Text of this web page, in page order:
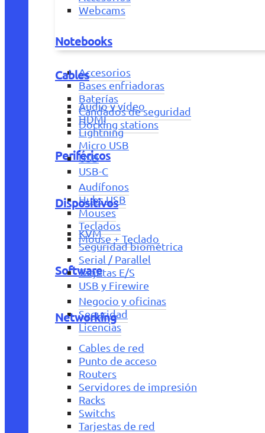
Webcams
Notebooks
Accesorios
Bases enfriadoras
Baterías
Candados de seguridad
Docking stations
Periféricos
Audífonos
Hubs USB
Mouses
Teclados
Mouse + Teclado
Software
Negocio y oficinas
Seguridad
Licencias
Cables
Audio y vídeo
HDMI
Lightning
Micro USB
USB
USB-C
Dispositivos
KVM
Seguridad biométrica
Serial / Parallel
Tarjetas E/S
USB y Firewire
Networking
Cables de red
Punto de acceso
Routers
Servidores de impresión
Racks
Switchs
Tarjestas de red